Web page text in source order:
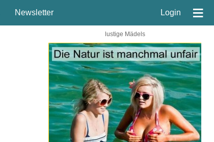
Newsletter Login ≡
lustige Mädels